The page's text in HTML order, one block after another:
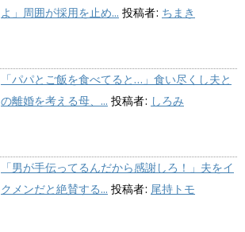
よ」周囲が採用を止め... 投稿者: ちまき
「パパとご飯を食べてると…」食い尽くし夫と
の離婚を考える母、... 投稿者: しろみ
「男が手伝ってるんだから感謝しろ！」夫をイ
クメンだと絶賛する... 投稿者: 尾持トモ